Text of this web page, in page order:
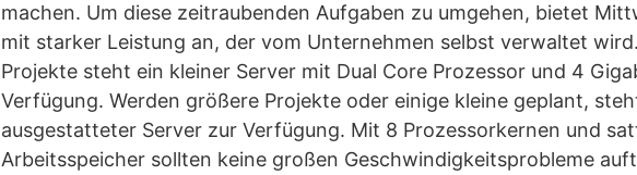
machen. Um diese zeitraubenden Aufgaben zu umgehen, bietet
mit starker Leistung an, der vom Unternehmen selbst verwaltet
Projekte steht ein kleiner Server mit Dual Core Prozessor und 4
Verfügung. Werden größere Projekte oder einige kleine geplant,
ausgestatteter Server zur Verfügung. Mit 8 Prozessorkernen und
Arbeitsspeicher sollten keine großen Geschwindigkeitsprobleme